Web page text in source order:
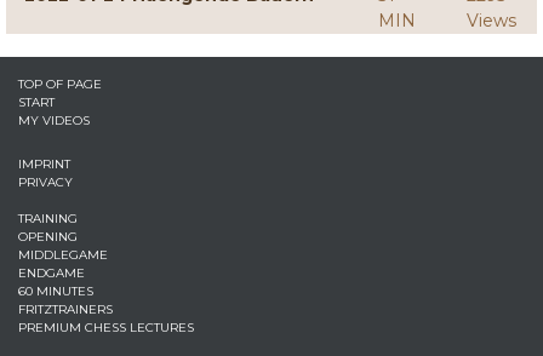
MIN
Views
TOP OF PAGE
START
MY VIDEOS
IMPRINT
PRIVACY
TRAINING
OPENING
MIDDLEGAME
ENDGAME
60 MINUTES
FRITZTRAINERS
PREMIUM CHESS LECTURES